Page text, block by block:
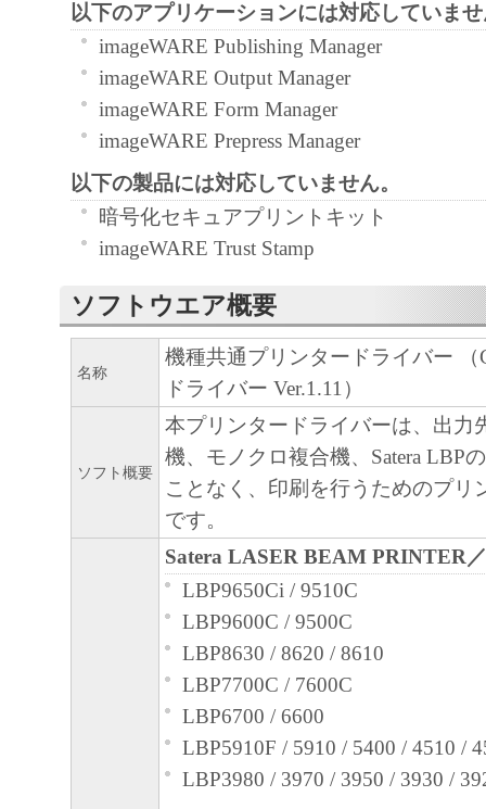
非独占的権利をお客様に対して許諾します
た「指定機器」にネットワークを通じて接
ューター上で、かかるコンピューターの使
「本ソフトウェア」を使用させることがで
るコンピューターの使用者に本契約書上の
を遵守させるとともに、その履行に関し全
を条件とします。
(2) お客様は、上記(1)に基づいて「本ソフ
部、複製することができます。
(3) 上記(1)および(2)に定める場合を除き、
ヤノンのライセンサーのいかなる知的財産
と黙示たるとを問わず、本契約書によって
るいは許諾されるものではありません。
２．制限
(1) お客様は、再使用許諾、譲渡、販売、
くは貸与その他の方法により、第三者に「
ア」を使用させることはできません。
(2) お客様は、「本ソフトウェア」の全部
正、改変、逆コンパイル、逆アセンブル、
エンジニアリング等することはできません
このような行為をさせてはなりません。
「本ソフトウェア」に係る権原および所有
によりキヤノンまたはキヤノンのライセン
以下のアプリケーションには対応していま
imageWARE Publishing Manager
imageWARE Output Manager
imageWARE Form Manager
imageWARE Prepress Manager
以下の製品には対応していません。
暗号化セキュアプリントキット
imageWARE Trust Stamp
ソフトウエア概要
名称
機種共通プリンタードライバー
ドライバー Ver.1.11）
ソフト概要
本プリンタードライバーは、出力
機、モノクロ複合機、Satera LBP
ことなく、印刷を行うためのプリ
です。
Satera LASER BEAM PRINTER
LBP9650Ci / 9510C
LBP9600C / 9500C
LBP8630 / 8620 / 8610
LBP7700C / 7600C
LBP6700 / 6600
LBP5910F / 5910 / 5400 / 4510 /
LBP3980 / 3970 / 3950 / 3930 /